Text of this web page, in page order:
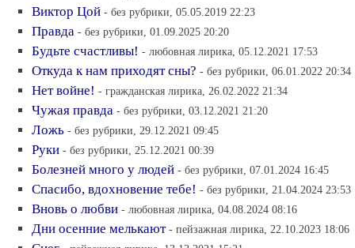
Виктор Цой - без рубрики, 05.05.2019 22:23
Правда - без рубрики, 01.09.2025 20:20
Будьте счастливы! - любовная лирика, 05.12.2021 17:53
Откуда к нам приходят сны? - без рубрики, 06.01.2022 20:34
Нет войне! - гражданская лирика, 26.02.2022 21:34
Чужая правда - без рубрики, 03.12.2021 21:20
Ложь - без рубрики, 29.12.2021 09:45
Руки - без рубрики, 25.12.2021 00:39
Болезней много у людей - без рубрики, 07.01.2024 16:45
Спасибо, вдохновение тебе! - без рубрики, 21.04.2024 23:53
Вновь о любви - любовная лирика, 04.08.2024 08:16
Дни осенние мелькают - пейзажная лирика, 22.10.2023 18:06